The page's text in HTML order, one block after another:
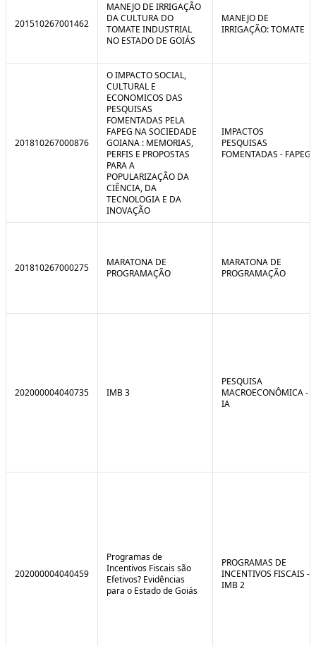
201510267001462
MANEJO DE IRRIGAÇÃO
DA CULTURA DO
TOMATE INDUSTRIAL
NO ESTADO DE GOIÁS
MANEJO DE
IRRIGAÇÃO: TOMATE
201810267000876
O IMPACTO SOCIAL,
CULTURAL E
ECONOMICOS DAS
PESQUISAS
FOMENTADAS PELA
FAPEG NA SOCIEDADE
GOIANA : MEMORIAS,
PERFIS E PROPOSTAS
PARA A
POPULARIZAÇÃO DA
CIÊNCIA, DA
TECNOLOGIA E DA
INOVAÇÃO
IMPACTOS
PESQUISAS
FOMENTADAS - FAPEG
201810267000275
MARATONA DE
PROGRAMAÇÃO
MARATONA DE
PROGRAMAÇÃO
202000004040735 IMB 3
PESQUISA
MACROECONÔMICA -
IA
202000004040459
Programas de
Incentivos Fiscais são
Efetivos? Evidências
para o Estado de Goiás
PROGRAMAS DE
INCENTIVOS FISCAIS -
IMB 2